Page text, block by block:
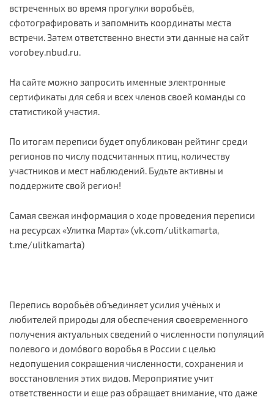
встреченных во время прогулки воробьёв,
сфотографировать и запомнить координаты места
встречи. Затем ответственно внести эти данные на сайт
vorobey.nbud.ru.
На сайте можно запросить именные электронные
сертификаты для себя и всех членов своей команды со
статистикой участия.
По итогам переписи будет опубликован рейтинг среди
регионов по числу подсчитанных птиц, количеству
участников и мест наблюдений. Будьте активны и
поддержите свой регион!
Самая свежая информация о ходе проведения переписи
на ресурсах «Улитка Марта» (vk.com/ulitkamarta,
t.me/ulitkamarta)
Перепись воробьёв объединяет усилия учёных и
любителей природы для обеспечения своевременного
получения актуальных сведений о численности популяций
полевого и домóвого воробья в России с целью
недопущения сокращения численности, сохранения и
восстановления этих видов. Мероприятие учит
ответственности и еще раз обращает внимание, что даже